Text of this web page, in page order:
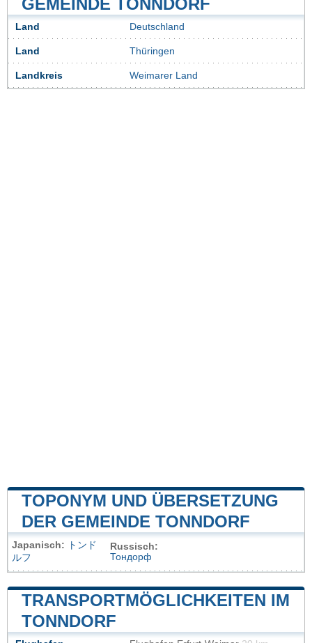
GEMEINDE TONNDORF
Land Deutschland
Land Thüringen
Landkreis Weimarer Land
TOPONYM UND ÜBERSETZUNG
DER GEMEINDE TONNDORF
Japanisch:
トンド
ルフ
Russisch:
Тондорф
TRANSPORTMÖGLICHKEITEN IM
TONNDORF